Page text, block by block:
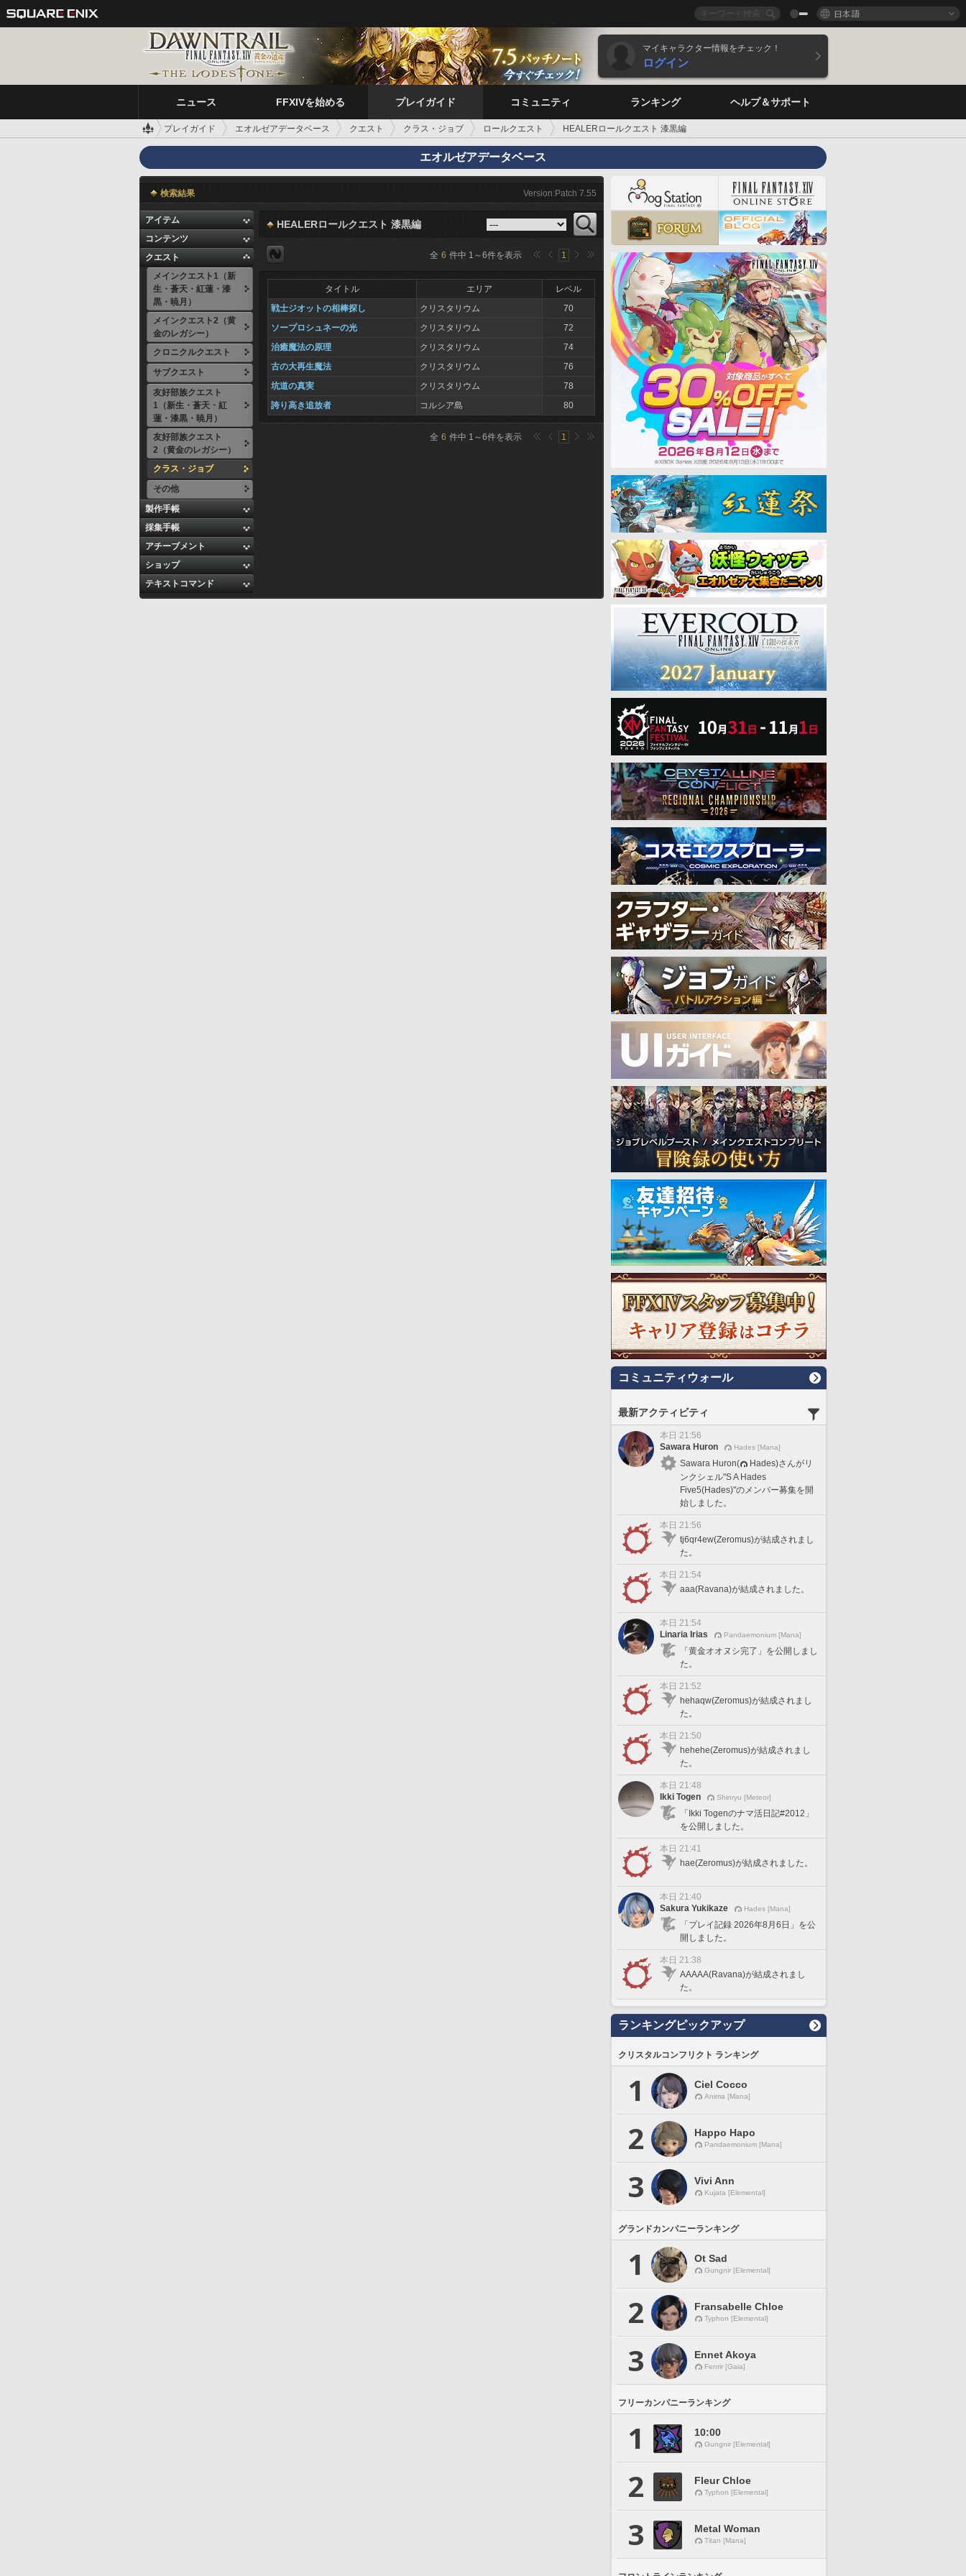
日本語
マイキャラクター情報をチェック！
ログイン
ニュース FFXIVを始める プレイガイド コミュニティ ランキング ヘルプ＆サポート
プレイガイド エオルゼアデータベース クエスト クラス・ジョブ ロールクエスト HEALERロールクエスト 漆黒編
エオルゼアデータベース
検索結果 Version:Patch 7.55
アイテム
コンテンツ
クエスト
メインクエスト1（新
生・蒼天・紅蓮・漆
黒・暁月）
メインクエスト2（黄
金のレガシー）
クロニクルクエスト
サブクエスト
友好部族クエスト
1（新生・蒼天・紅
蓮・漆黒・暁月）
友好部族クエスト
2（黄金のレガシー）
クラス・ジョブ
その他
製作手帳
採集手帳
アチーブメント
ショップ
テキストコマンド
HEALERロールクエスト 漆黒編
全 6 件中 1 ～6件を表示 1
タイトル エリア
レベル
戦士ジオットの相棒探し
クリスタリウム
70
ソープロシュネーの光
クリスタリウム
72
治癒魔法の原理
クリスタリウム
74
古の大再生魔法
クリスタリウム
76
坑道の真実
クリスタリウム
78
誇り高き追放者
コルシア島 80
全 6 件中 1 ～6件を表示 1
コミュニティウォール
最新アクティビティ
本日 21:56
Sawara Huron
Hades [Mana]
Sawara Huron(
Hades)さんがリ
ンクシェル"S A Hades
Five5(Hades)"のメンバー募集を開
始しました。
本日 21:56
tj6qr4ew(Zeromus)が結成されまし
た。
本日 21:54
aaa(Ravana)が結成されました。
本日 21:54
Linaria Irias
Pandaemonium [Mana]
「黄金オオヌシ完了」を公開しまし
た。
本日 21:52
hehaqw(Zeromus)が結成されまし
た。
本日 21:50
hehehe(Zeromus)が結成されまし
た。
本日 21:48
Ikki Togen
Shinryu [Meteor]
「Ikki Togenのナマ活日記#2012」
を公開しました。
本日 21:41
hae(Zeromus)が結成されました。
本日 21:40
Sakura Yukikaze
Hades [Mana]
「プレイ記録 2026年8月6日」を公
開しました。
本日 21:38
AAAAA(Ravana)が結成されまし
た。
ランキングピックアップ
クリスタルコンフリクト ランキング
1 Ciel Cocco
Anima [Mana]
2 Happo Hapo
Pandaemonium [Mana]
3 Vivi Ann
Kujata [Elemental]
グランドカンパニーランキング
1 Ot Sad
Gungnir [Elemental]
2 Fransabelle Chloe
Typhon [Elemental]
3 Ennet Akoya
Fenrir [Gaia]
フリーカンパニーランキング
1 10:00
Gungnir [Elemental]
2 Fleur Chloe
Typhon [Elemental]
3 Metal Woman
Titan [Mana]